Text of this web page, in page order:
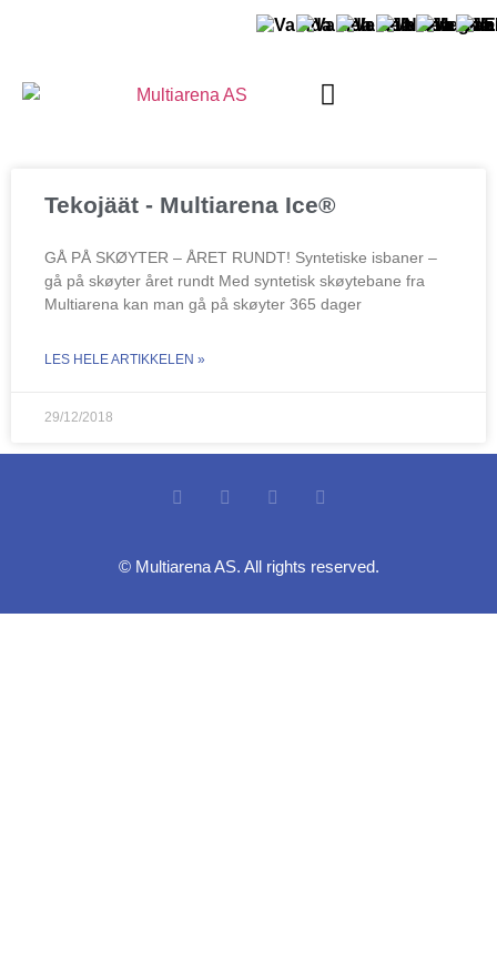
Tekojäät - Multiarena Ice®
GÅ PÅ SKØYTER – ÅRET RUNDT! Syntetiske isbaner –
gå på skøyter året rundt Med syntetisk skøytebane fra
Multiarena kan man gå på skøyter 365 dager
LES HELE ARTIKKELEN »
29/12/2018
© Multiarena AS. All rights reserved.